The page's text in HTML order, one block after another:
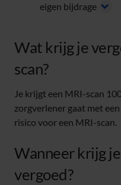
eigen bijdrage
Wat krijg je
scan?
Je krijgt een MRI-scan
zorgverlener gaat met
risico voor een MRI-scan.
Wanneer krijg
vergoed?